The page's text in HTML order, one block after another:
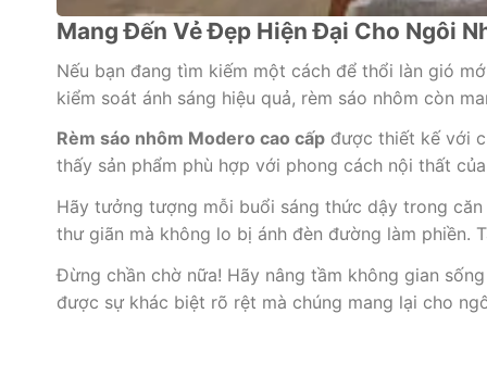
Mang Đến Vẻ Đẹp Hiện Đại Cho Ngôi
Nếu bạn đang tìm kiếm một cách để thổi làn gió
kiểm soát ánh sáng hiệu quả, rèm sáo nhôm còn
Rèm sáo nhôm Modero cao cấpđược thiết kế với
thấy sản phẩm phù hợp với phong cách nội thất
Hãy tưởng tượng mỗi buổi sáng thức dậy trong
thư giãn mà không lo bị ánh đèn đường làm phiền.
Đừng chần chờ nữa! Hãy nâng tầm không gian
được sự khác biệt rõ rệt mà chúng mang lại cho